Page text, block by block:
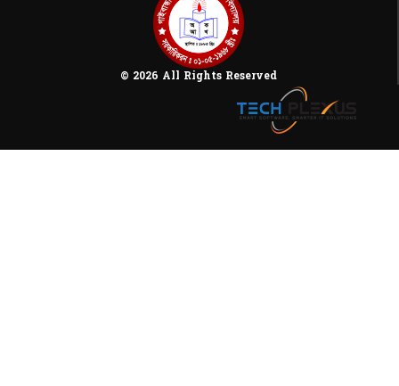
© 2026 All Rights Reserved